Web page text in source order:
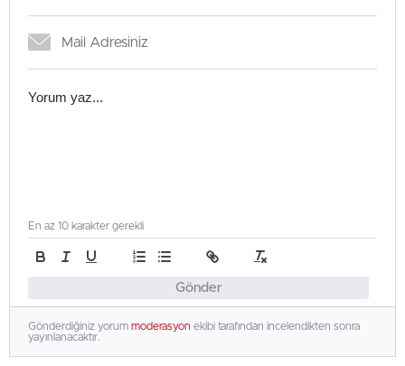
Gönder
En az 10 karakter gerekli
Gönderdiğiniz yorum moderasyon ekibi tarafından incelendikten sonra
yayınlanacaktır.